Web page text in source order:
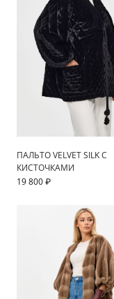
ПАЛЬТО VELVET SILK С
КИСТОЧКАМИ
19 800 ₽